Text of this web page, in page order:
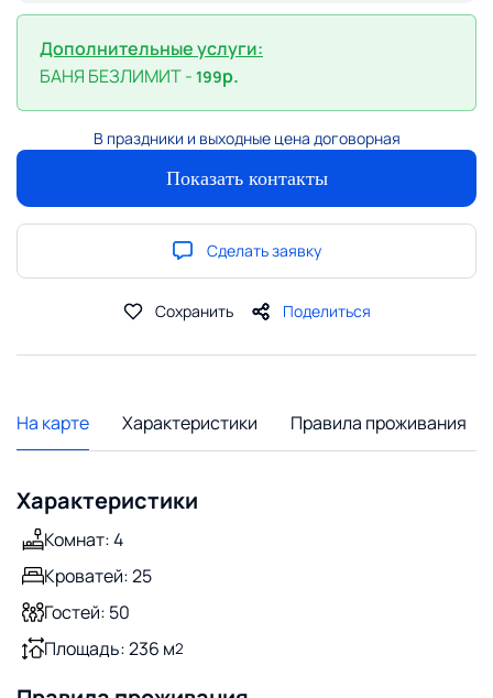
Дополнительные услуги:
БАНЯ БЕЗЛИМИТ - 199р.
В праздники и выходные цена договорная
Показать контакты
Сделать заявку
Сохранить Поделиться
На карте Характеристики Правила проживания
Характеристики
Комнат: 4
Кроватей: 25
Гостей: 50
Площадь: 236 м2